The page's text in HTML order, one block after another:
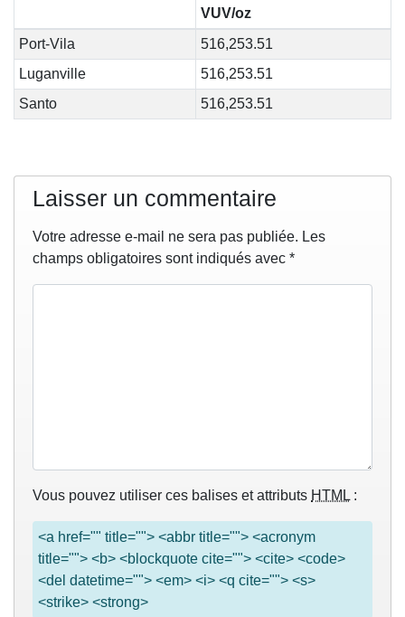
VUV/oz
Port-Vila
516,253.51
Luganville
516,253.51
Santo
516,253.51
Laisser un commentaire
Votre adresse e-mail ne sera pas publiée. Les
champs obligatoires sont indiqués avec *
Vous pouvez utiliser ces balises et attributs HTML :
<a href="" title=""> <abbr title=""> <acronym
title=""> <b> <blockquote cite=""> <cite> <code>
<del datetime=""> <em> <i> <q cite=""> <s>
<strike> <strong>